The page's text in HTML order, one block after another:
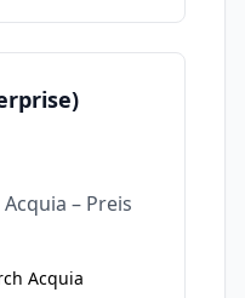
– Preis
Acquia